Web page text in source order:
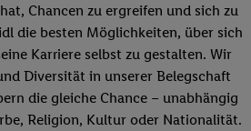
Chancen zu ergreifen und sich zu
die besten Möglichkeiten, über sich
Karriere selbst zu gestalten. Wir
Diversität in unserer Belegschaft
die gleiche Chance – unabhängig
Religion, Kultur oder Nationalität.